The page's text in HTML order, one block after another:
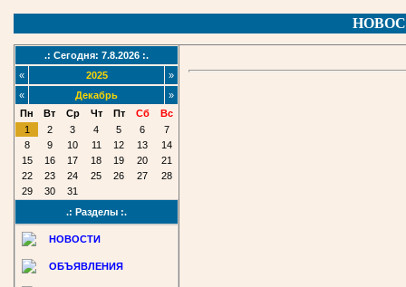
.: Сегодня: 7.8.2026 :.
«
2025
»
«
Декабрь
»
Пн
Вт Ср Чт Пт Сб
Вс
1
2 3 4 5 6
7
8
9 10 11 12 13
14
15
16 17 18 19 20
21
22
23 24 25 26 27
28
29
30
31
.: Разделы :.
НОВОСТИ
ОБЪЯВЛЕНИЯ